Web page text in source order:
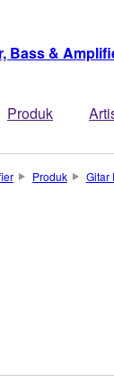
Bass &
Produk
Produk Gitar